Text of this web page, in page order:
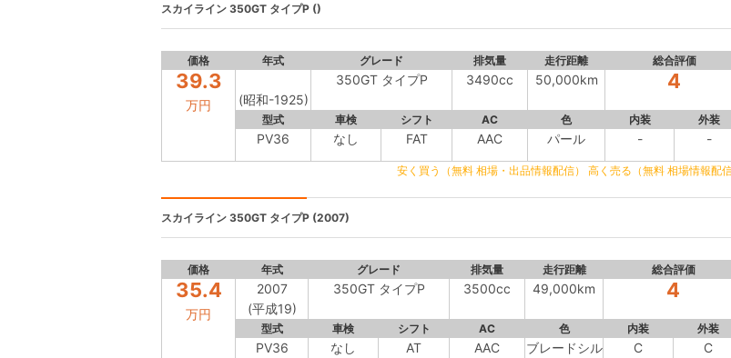
スカイライン 350GT タイプP ()
価格 年式 グレード 排気量 走行距離 総合評価
39.3
万円 (昭和-1925)
350GT タイプP 3490cc 50,000km 4
型式 車検 シフト AC 色 内装 外装
PV36 なし FAT AAC パール - -
安く買う（無料 相場・出品情報配信） 高く売る（無料 相場情報配信
スカイライン 350GT タイプP (2007)
価格 年式 グレード 排気量 走行距離 総合評価
35.4
万円
2007
(平成19)
350GT タイプP 3500cc 49,000km 4
型式 車検 シフト AC 色 内装 外装
PV36 なし AT AAC
ブレードシル
C C